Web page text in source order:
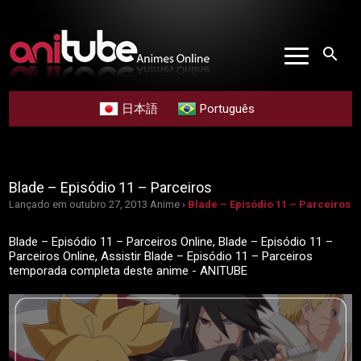
search
日本語 Português
Blade – Episódio 11 – Parceiros
Lançado em outubro 27, 2013 Anime › Blade – Episódio 11 – Parceiros
Blade – Episódio 11 – Parceiros Online, Blade – Episódio 11 –
Parceiros Online, Assistir Blade – Episódio 11 – Parceiros
temporada completa deste anime - ANITUBE